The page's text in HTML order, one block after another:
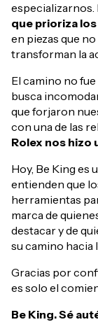
especializarnos.
que prioriza
en piezas que
transforman la
El camino no
busca
que forjaron
con una de las
Rolex nos hizo
Hoy, Be King es
entienden que
herramientas
marca de
destacar y de
su camino hacia
Gracias por
es solo el
Be King. Sé